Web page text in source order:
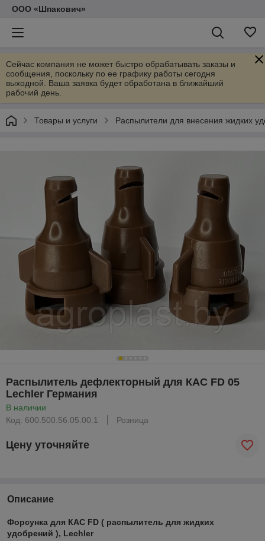
ООО «Шпакович»
Сейчас компания не может быстро обрабатывать заказы и
сообщения, поскольку по ее графику работы сегодня
выходной. Ваша заявка будет обработана в ближайший
рабочий день.
Товары и услуги Распылители для внесения жидких
Распылитель дефлекторный для КАС FD 05
Lechler Германия
В наличии
Код: 600.500.56.05.00.1
Розница
Цену уточняйте
Описание
Форсунка для КАС FD ( распылитель для жидких
удобрений ), Lechler